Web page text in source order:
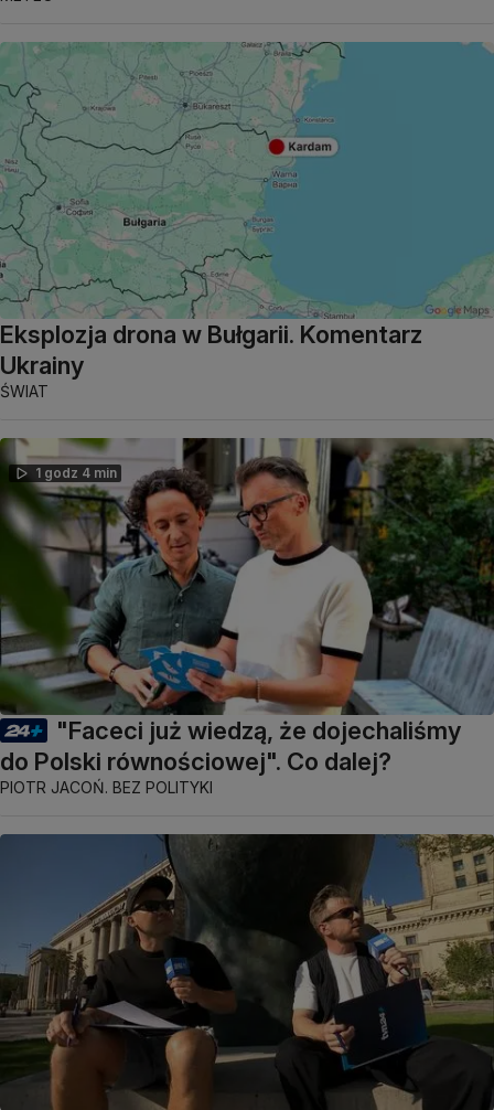
Eksplozja drona w Bułgarii. Komentarz
Ukrainy
ŚWIAT
1 godz 4 min
"Faceci już wiedzą, że dojechaliśmy
do Polski równościowej". Co dalej?
PIOTR JACOŃ. BEZ POLITYKI